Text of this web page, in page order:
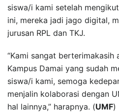
siswa/i kami setelah
ini, mereka jadi jago digital,
jurusan RPL dan TKJ.
“Kami sangat berterimakasih
Kampus Damai yang sudah
siswa/i kami, semoga
menjalin kolaborasi dengan
hal lainnya,” harapnya. (UMF)